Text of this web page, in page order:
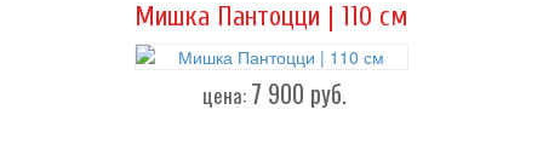
Мишка Пантоцци | 110 см
цена: 7 900 руб.